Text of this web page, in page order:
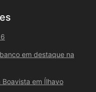
em destaque na
em Ílhavo